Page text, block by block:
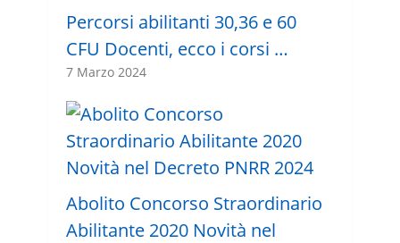
Percorsi abilitanti 30,36 e 60
CFU Docenti, ecco i corsi …
7 Marzo 2024
Abolito Concorso Straordinario
Abilitante 2020 Novità nel